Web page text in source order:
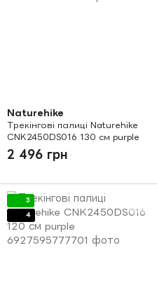
Naturehike
Трекінгові палиці Naturehike
CNK2450DS016 130 см purple
2 496 грн
3
4